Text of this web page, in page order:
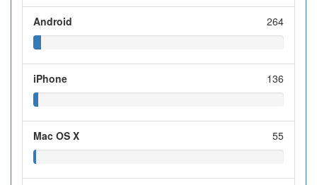
Android 264
iPhone 136
Mac OS X 55